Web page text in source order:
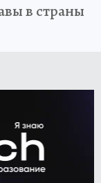
в страны